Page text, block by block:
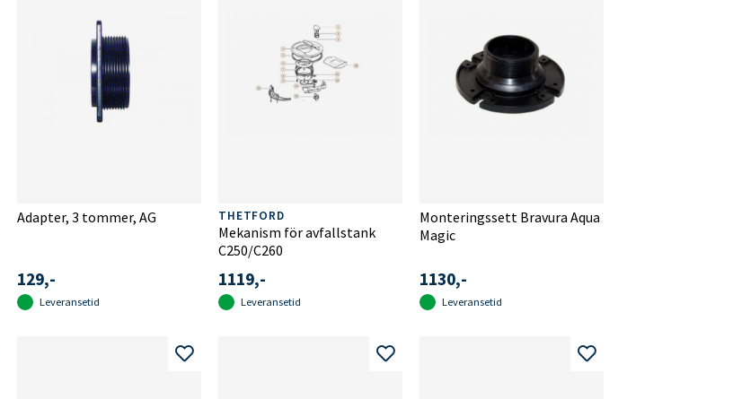
Adapter, 3 tommer, AG
129,-
Leveransetid
THETFORD
Mekanism för avfallstank
C250/C260
1119,-
Leveransetid
Monteringssett Bravura Aqua
Magic
1130,-
Leveransetid